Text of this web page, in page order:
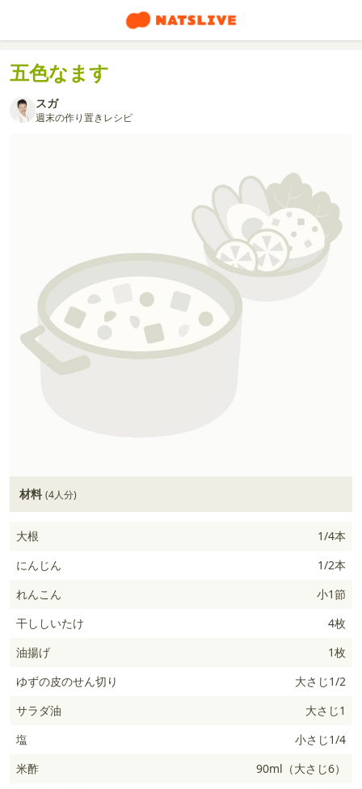
五色なます
スガ
週末の作り置きレシピ
材料 (4人分)
大根
1/4本
にんじん
1/2本
れんこん
小1節
干ししいたけ
4枚
油揚げ
1枚
ゆずの皮のせん切り
大さじ1/2
サラダ油
大さじ1
塩
小さじ1/4
米酢
90ml（大さじ6）